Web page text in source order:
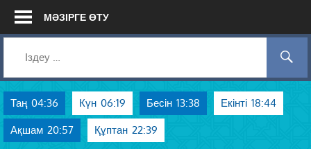
Skip
МӘЗІРГЕ ӨТУ
Таң 04:36 Күн 06:19 Бесін 13:38 Екінті 18:44
Ақшам 20:57 Құптан 22:39